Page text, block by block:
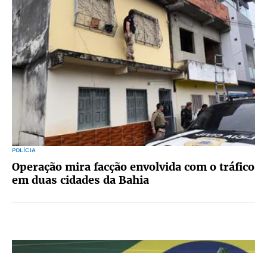
POLÍCIA
Operação mira facção envolvida com o tráfico
em duas cidades da Bahia